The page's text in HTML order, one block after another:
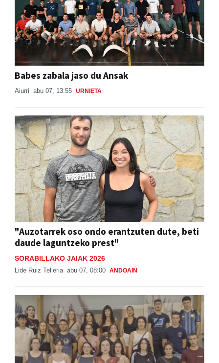
Babes zabala jaso du Ansak
Aiurri abu 07, 13:55 URNIETA
"Auzotarrek oso ondo erantzuten dute, beti
daude laguntzeko prest"
SORABILLAKO JAIAK 2026
Lide Ruiz Telleria abu 07, 08:00 ANDOAIN